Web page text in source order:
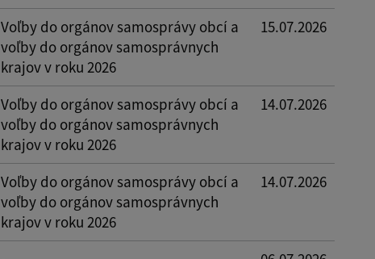
Voľby do orgánov samosprávy obcí a
voľby do orgánov samosprávnych
krajov v roku 2026
15.07.2026
Voľby do orgánov samosprávy obcí a
voľby do orgánov samosprávnych
krajov v roku 2026
14.07.2026
Voľby do orgánov samosprávy obcí a
voľby do orgánov samosprávnych
krajov v roku 2026
14.07.2026